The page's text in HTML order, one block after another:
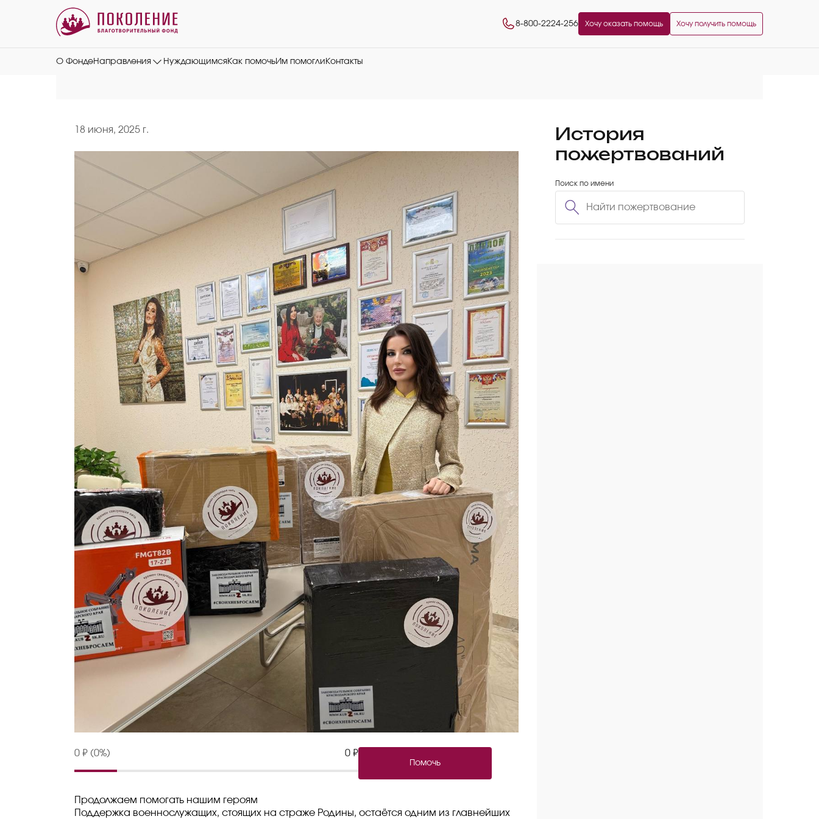
8-800-2224-256 Хочу оказать помощь Хочу получить помощь
О ФондеНаправления НуждающимсяКак помочьИм помогли Контакты
18 июня, 2025 г.
0 ₽ (0%) 0 ₽
Помочь
Продолжаем помогать нашим героям
Поддержка военнослужащих, стоящих на страже Родины, остаётся одним из главнейших
История
пожертвований
Поиск по имени